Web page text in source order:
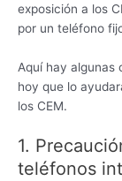
exposición a los
por un teléfono
Aquí hay algunas
hoy que lo
los CEM.
1.
teléfonos